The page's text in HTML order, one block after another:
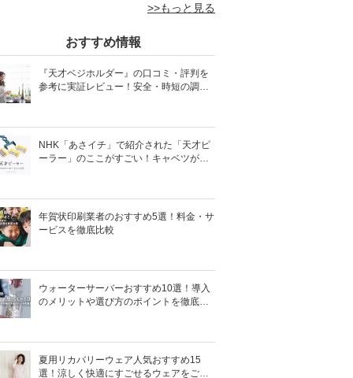
>>もっと見る
おすすめ情報
『天才ベジホルダー』の口コミ・評判を
参考に実証レビュー！安全・時短の調理
NHK「あさイチ」で紹介された「天才ピ
ーラー」のここがすごい！キャベツがほ
年賀状印刷業者のおすすめ5選！料金・サ
ービスを徹底比較
ウォーターサーバーおすすめ10選！導入
のメリットや選び方のポイントを徹底解
夏用リカバリーウェア人気おすすめ15
選！涼しく快適にすごせるウェアをご紹